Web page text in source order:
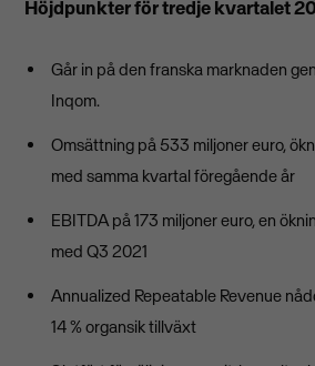
Höjdpunkter för tredje kvartalet
Går in på den franska marknaden
Inqom.
Omsättning på 533 miljoner euro,
med samma kvartal föregående år
EBITDA på 173 miljoner euro, en
med Q3 2021
Annualized Repeatable Revenue
14 % organsik tillväxt